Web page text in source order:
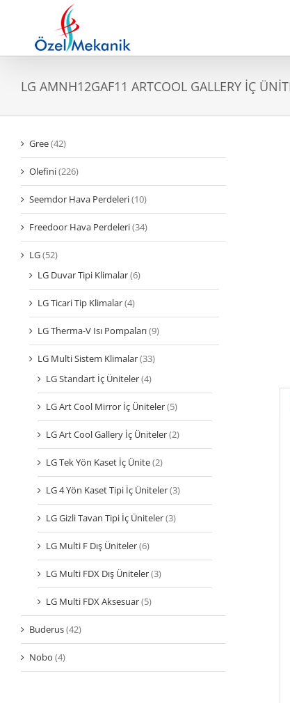
LG AMNH12GAF11 ARTCOOL GALLERY İÇ
Gree(42)
Olefini(226)
Seemdor Hava Perdeleri(10)
Freedoor Hava Perdeleri(34)
LG(52)
LG Duvar Tipi Klimalar(6)
LG Ticari Tip Klimalar(4)
LG Therma-V Isı Pompaları(9)
LG Multi Sistem Klimalar(33)
LG Standart İç Üniteler(4)
LG Art Cool Mirror İç Üniteler(5)
LG Art Cool Gallery İç Üniteler(2)
LG Tek Yön Kaset İç Ünite(2)
LG 4 Yön Kaset Tipi İç Üniteler(3)
LG Gizli Tavan Tipi İç Üniteler(3)
LG Multi F Dış Üniteler(6)
LG Multi FDX Dış Üniteler(3)
LG Multi FDX Aksesuar(5)
Buderus(42)
Nobo (4)